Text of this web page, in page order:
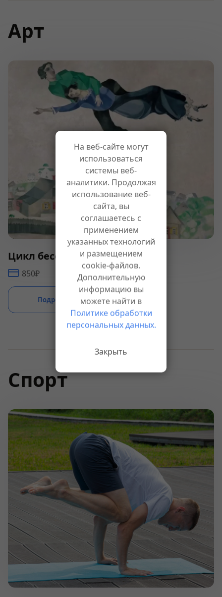
Арт
Цикл бесед про искусство
850₽
Подробнее
Спорт
На веб-сайте могут
использоваться
системы веб-
аналитики. Продолжая
использование веб-
сайта, вы
соглашаетесь с
применением
указанных технологий
и размещением
cookie-файлов.
Дополнительную
информацию вы
можете найти в
Политике обработки
персональных данных.
Закрыть